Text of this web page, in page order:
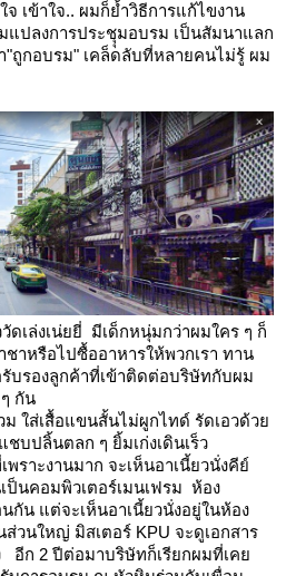
เข้าใจ.. ผมก็ย้ำวิธีการแก้ไขงาน
แปลงการประชุุมอบรม เป็นสัมนาแลก
"ถูกอบรม" เคล็ดลับที่หลายคนไม่รู้ ผม
เล่งเน่ยยี่ มีเด็กหนุ่มกว่าผมใคร ๆ ก็
ชาหรือไปซื้ออาหารให้พวกเรา ทาน
บรองลูกค้าที่เข้าติดต่อบริษัทกับผม
กัน
ม ใส่เสื้อแขนสั้นไม่ผูกไทด์ รัดเอวด้ว
บปลิ้นตลก ๆ ยิ้มเก่งเดินเร็ว
พราะงานมาก จะเห็นอาเนี้ยวนั่งคีย์
ป็นคอมพิวเตอร์เมนเฟรม ห้อง
นกัน ต่จะเห็นอาเนี้ยวนั่งอยู่ในห้อง
วนใหญ่ มิสเตอร์ KPU จะดูเอกสาร
อีก 2 ปีต่อมาบริษัทก็เรียกผมที่เค